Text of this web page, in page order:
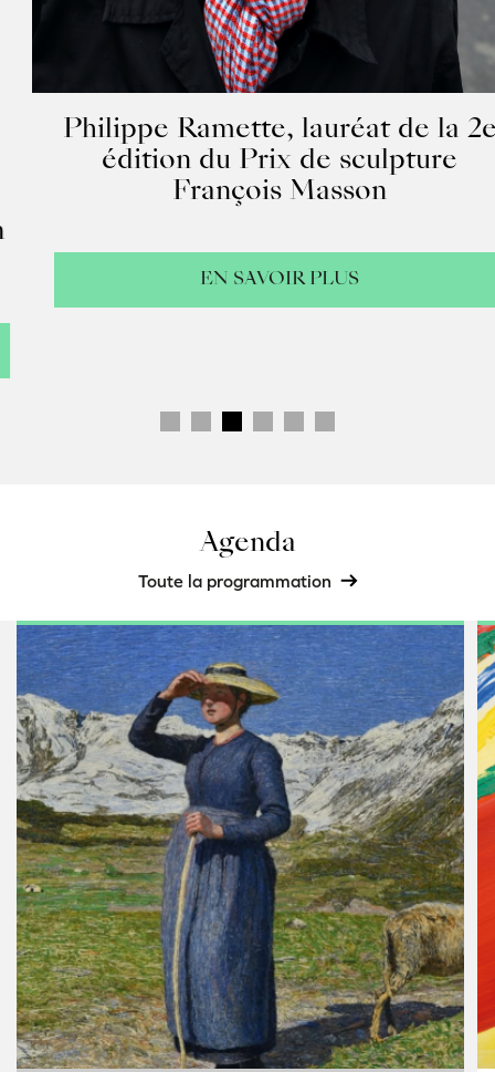
Philippe Ramette, lauréat de la 2e
édition du Prix de sculpture
François Masson
EN SAVOIR PLUS
Agenda
Toute la programmation